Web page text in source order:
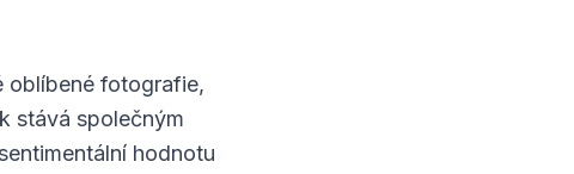
oblíbené fotografie,
stává společným
hodnotu